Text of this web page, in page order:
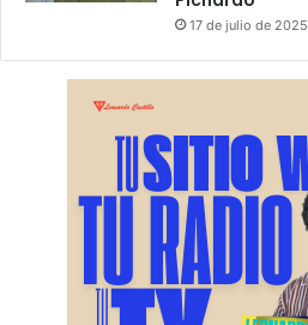
17 de julio de 2025